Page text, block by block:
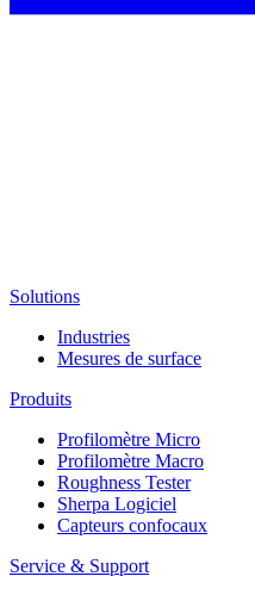
Solutions
Industries
Mesures de surface
Produits
Profilomètre Micro
Profilomètre Macro
Roughness Tester
Sherpa Logiciel
Capteurs confocaux
Service & Support